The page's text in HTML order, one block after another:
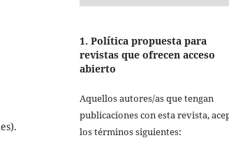
1. Política propuesta para
revistas que ofrecen acceso
abierto
Aquellos autores/as que tengan
publicaciones con esta revista,
los términos siguientes: